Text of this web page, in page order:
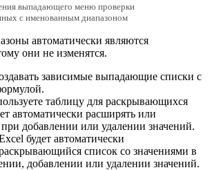
выпадающего меню проверки
с именованным диапазоном
автоматически являются
они не изменятся.
зависимые выпадающие списки с
таблицу для раскрывающихся
автоматически расширять или
добавлении или удалении значений.
будет автоматически
список со значениями в
добавлении или удалении значений.